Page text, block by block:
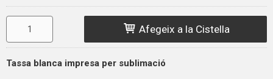
Afegeix a la Cistella
Tassa blanca impresa per sublimació